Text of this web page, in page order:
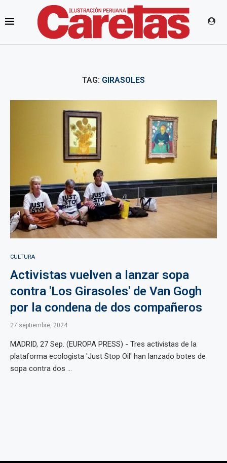
TAG: GIRASOLES
CULTURA
Activistas vuelven a lanzar sopa
contra 'Los Girasoles' de Van Gogh
por la condena de dos compañeros
27 septiembre, 2024
MADRID, 27 Sep. (EUROPA PRESS) - Tres activistas de la
plataforma ecologista 'Just Stop Oil' han lanzado botes de
sopa contra dos ...